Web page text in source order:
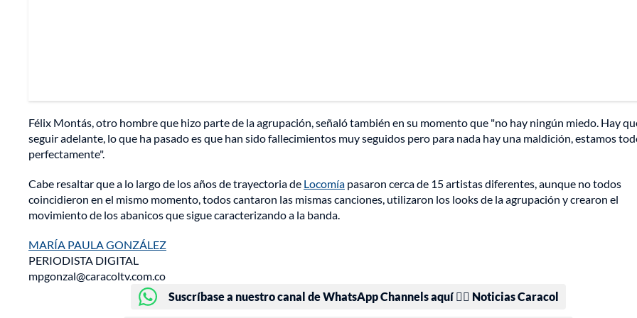
Félix Montás, otro hombre que hizo parte de la agrupación, señaló también en su momento que "no hay ningún miedo. Hay
seguir adelante, lo que ha pasado es que han sido fallecimientos muy seguidos pero para nada hay una maldición, estamos
perfectamente".
Cabe resaltar que a lo largo de los años de trayectoria de Locomía pasaron cerca de 15 artistas diferentes, aunque no todos
coincidieron en el mismo momento, todos cantaron las mismas canciones, utilizaron los looks de la agrupación y crearon el
movimiento de los abanicos que sigue caracterizando a la banda.
MARÍA PAULA GONZÁLEZ
PERIODISTA DIGITAL
mpgonzal@caracoltv.com.co
Suscríbase a nuestro canal de WhatsApp Channels aquí 👉🏻 Noticias Caracol